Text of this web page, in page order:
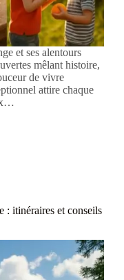
et ses alentours
mêlant histoire,
de vivre
attire chaque
: itinéraires et conseils